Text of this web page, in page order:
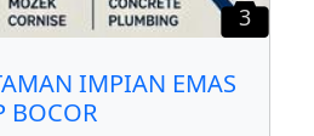
3
IMPIAN EMAS
BOCOR